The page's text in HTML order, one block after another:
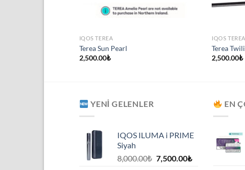
IQOS TEREA
Terea Sun Pearl
2,500.00₺
IQOS TEREA
Terea
2,500.00₺
YENI GELENLER
IQOS ILUMA i PRIME
Siyah
8,000.00₺ Orijinal
7,500.00₺Şu
EN